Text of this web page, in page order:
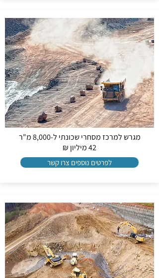
מגרש למרכז מסחרי שכונתי ל-8,000 מ"ר
42 מיליון ₪
לפרטים נוספים צרו קשר